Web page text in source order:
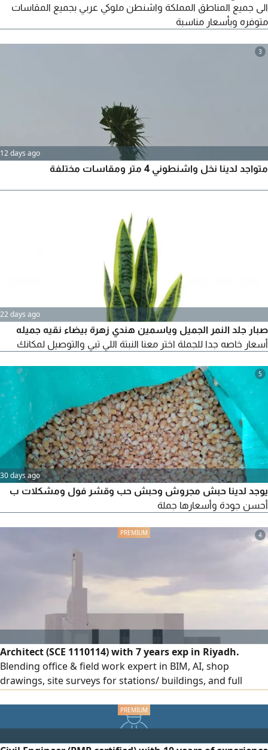
الى جميع المناطق المملكة واشنطن ملوكي عربي بجميع المقاسات
متوفره وبأسعار مناسبة
3
12 days ago
متواجد لدينا نخل واشنطوني 4 متر ومقاسات مختلفة
22 days ago
صبار جلد النمر الجميل وياسمين هندي زهرة بيضاء نقيه جميله
أسعار خاصه جدا للجملة اختر معنا النبتة اللي تبي والتوصيل لمكانك
5
30 days ago
يوجد لدينا حبش مجروش وحبش حب وقشر فول ومشكلات ب
أحسن جودة وأسعارها جملة
4
Architect (SCE 1110114) with 7 years exp in Riyadh.
Blending office & field work expert in BIM, AI, shop
drawings, site surveys for stations/ buildings, and full
Saudi driving license, ready for immediate transfer and
joining. Eng. Sulaiman Al - Husam